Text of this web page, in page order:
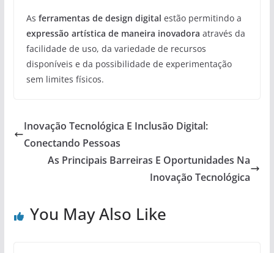
As ferramentas de design digital estão permitindo a
expressão artística de maneira inovadora através da
facilidade de uso, da variedade de recursos
disponíveis e da possibilidade de experimentação
sem limites físicos.
Inovação Tecnológica E Inclusão Digital:
Conectando Pessoas
As Principais Barreiras E Oportunidades Na
Inovação Tecnológica
You May Also Like